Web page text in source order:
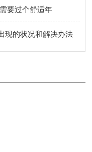
要过个舒适年
现的状况和解决办法